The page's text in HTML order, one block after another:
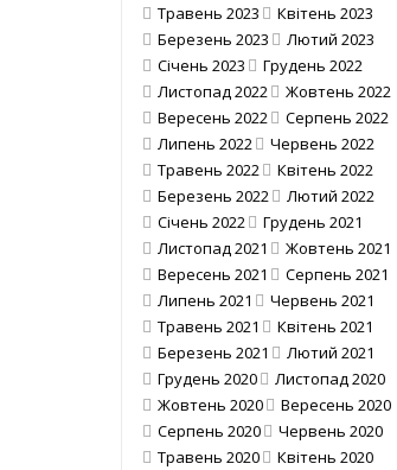
Травень 2023
Квітень 2023
Березень 2023
Лютий 2023
Січень 2023
Грудень 2022
Листопад 2022
Жовтень 2022
Вересень 2022
Серпень 2022
Липень 2022
Червень 2022
Травень 2022
Квітень 2022
Березень 2022
Лютий 2022
Січень 2022
Грудень 2021
Листопад 2021
Жовтень 2021
Вересень 2021
Серпень 2021
Липень 2021
Червень 2021
Травень 2021
Квітень 2021
Березень 2021
Лютий 2021
Грудень 2020
Листопад 2020
Жовтень 2020
Вересень 2020
Серпень 2020
Червень 2020
Травень 2020
Квітень 2020